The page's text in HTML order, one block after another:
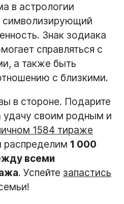
в астрологии
символизирующий
Знак зодиака
справляться с
а также быть
с близкими.
в стороне. Подарите
удачу своим родным и
1584 тираже
распределим1 000
всеми
. Успейте запастись